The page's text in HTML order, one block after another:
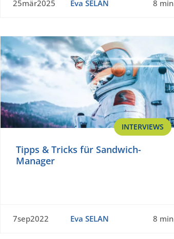
25mär2025 Eva SELAN 8 min
INTERVIEWS
Tipps & Tricks für Sandwich-
Manager
7sep2022 Eva SELAN 8 min